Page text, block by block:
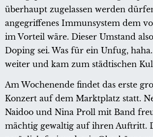
überhaupt zugelassen werden
angegriffenes Immunsystem dem
im Vorteil wäre. Dieser Umstand
Doping sei. Was für ein Unfug,
weiter und kam zum städtischen
Am Wochenende findet das erste
Konzert auf dem Marktplatz statt.
Naidoo und Nina Proll mit Band
mächtig gewaltig auf ihren Auftritt.